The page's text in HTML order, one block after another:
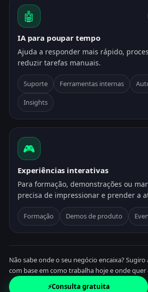
🤖
IA para poupar tempo
Ajuda a responder mais rápido,
reduzir tarefas manuais.
Suporte Ferramentas internas
Insights
🎮
Experiências interativas
Para formação, demonstrações ou
precisa de impressionar e prender a
Formação Demos de produto
Não sabe onde o seu negócio encaixa?
com base em como trabalha hoje e onde quer
⚡Consulta gratuita